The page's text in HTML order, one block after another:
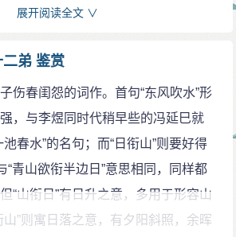
衔，《花间集补》中误作“御”，包藏
”。长是闲：总是闲。闲，无事，无
作“林花”，注中云：“（林）别
：形容纵横散乱、乱七八糟的样子。
残。
，管乐器名，用若干根长短不同的
。
．武汉：崇文书局，2015（第二版）：58-
展开阅读全文 ∨
二弟 鉴赏
春闺怨的词作。首句“东风吹水”形
，与李煜同时代稍早些的冯延巳就
春水”的名句；而“日衔山”则要好得
“青山欲衔半边日”意思相同，同样都
“山衔日”有日升之意，多用于形容山
山”则寓日落之意，有夕阳斜照，余晖